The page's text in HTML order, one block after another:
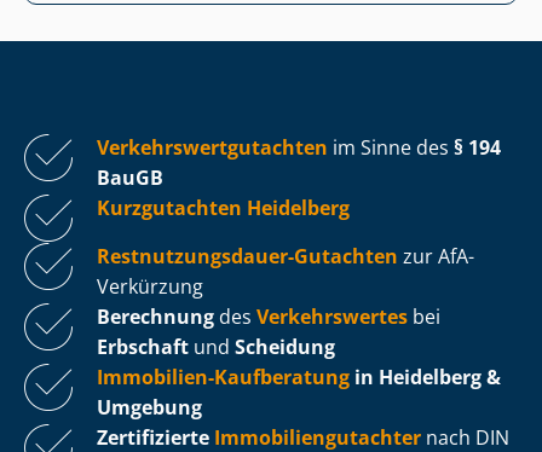
Ver­kehrs­wert­gut­ach­ten im Sinne des § 194
BauGB
Kurzgutachten Heidelberg
Rest­nut­zungs­dau­er-Gutachten zur AfA-
Verkürzung
Berechnung des Verkehrswertes bei
Erbschaft und Scheidung
Immobilien-Kaufberatung in Heidelberg &
Umgebung
Zertifizierte Im­mo­bi­li­en­gut­ach­ter nach DIN